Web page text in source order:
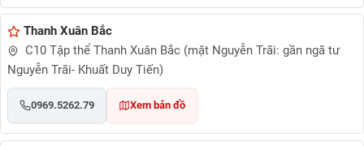
Thanh Xuân Bắc
C10 Tập thể Thanh Xuân Bắc (mặt Nguyễn Trãi: gần ngã tư
Nguyễn Trãi- Khuất Duy Tiến)
0969.5262.79 Xem bản đồ